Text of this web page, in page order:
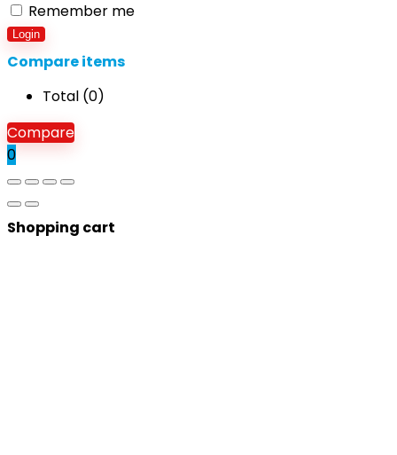
Remember me
Login
Compare items
Total (0)
Compare
0
Shopping cart